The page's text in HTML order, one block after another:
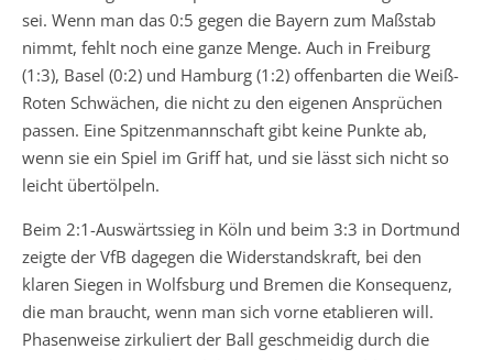
sei. Wenn man das 0:5 gegen die Bayern zum Maßstab
nimmt, fehlt noch eine ganze Menge. Auch in Freiburg
(1:3), Basel (0:2) und Hamburg (1:2) offenbarten die Weiß-
Roten Schwächen, die nicht zu den eigenen Ansprüchen
passen. Eine Spitzenmannschaft gibt keine Punkte ab,
wenn sie ein Spiel im Griff hat, und sie lässt sich nicht so
leicht übertölpeln.
Beim 2:1-Auswärtssieg in Köln und beim 3:3 in Dortmund
zeigte der VfB dagegen die Widerstandskraft, bei den
klaren Siegen in Wolfsburg und Bremen die Konsequenz,
die man braucht, wenn man sich vorne etablieren will.
Phasenweise zirkuliert der Ball geschmeidig durch die